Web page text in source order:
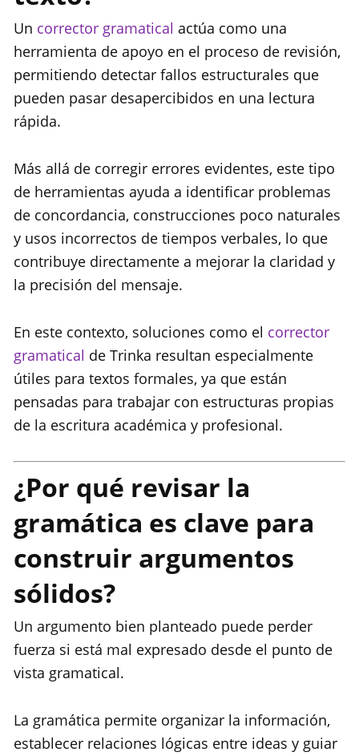
Un corrector gramatical actúa como una
herramienta de apoyo en el proceso de revisión,
permitiendo detectar fallos estructurales que
pueden pasar desapercibidos en una lectura
rápida.
Más allá de corregir errores evidentes, este tipo
de herramientas ayuda a identificar problemas
de concordancia, construcciones poco naturales
y usos incorrectos de tiempos verbales, lo que
contribuye directamente a mejorar la claridad y
la precisión del mensaje.
En este contexto, soluciones como el corrector
gramatical de Trinka resultan especialmente
útiles para textos formales, ya que están
pensadas para trabajar con estructuras propias
de la escritura académica y profesional.
¿Por qué revisar la
gramática es clave para
construir argumentos
sólidos?
Un argumento bien planteado puede perder
fuerza si está mal expresado desde el punto de
vista gramatical.
La gramática permite organizar la información,
establecer relaciones lógicas entre ideas y guiar